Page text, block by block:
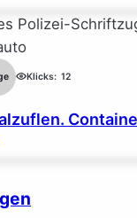
Klicks: 12